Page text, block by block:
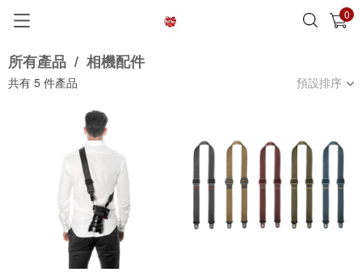
0
已加入購物車 查看
所有產品 / 相機配件
共有 5 件產品 預設排序